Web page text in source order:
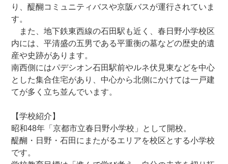
り、醍醐コミュニティバスや京阪バスが運行されていま
す。
また、地下鉄東西線の石田駅も近く、春日野小学校区
内には、平清盛の五男である平重衡の墓などの歴史的遺
産や史跡があります。
南西側にはパデシオン石田駅前やルネ伏見東などを中心
とした集合住宅があり、中心から北側にかけては一戸建
てが多く立ち並んでいます。
【学校紹介】
昭和48年「京都市立春日野小学校」として開校。
醍醐・日野・石田にまたがるエリアを校区とする小学校
です。